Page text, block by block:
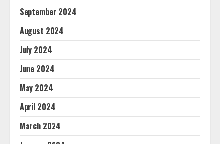
September 2024
August 2024
July 2024
June 2024
May 2024
April 2024
March 2024